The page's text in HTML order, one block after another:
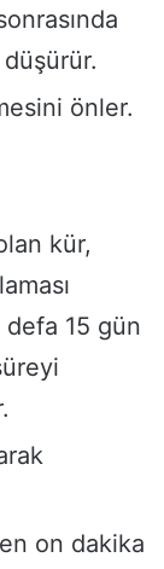
önler.
kür,
defa 15 gün
on dakika